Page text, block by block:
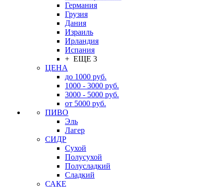
Германия
Грузия
Дания
Израиль
Ирландия
Испания
+ ЕЩЕ 3
ЦЕНА
до 1000 руб.
1000 - 3000 руб.
3000 - 5000 руб.
от 5000 руб.
ПИВО
Эль
Лагер
СИДР
Сухой
Полусухой
Полусладкий
Сладкий
САКЕ